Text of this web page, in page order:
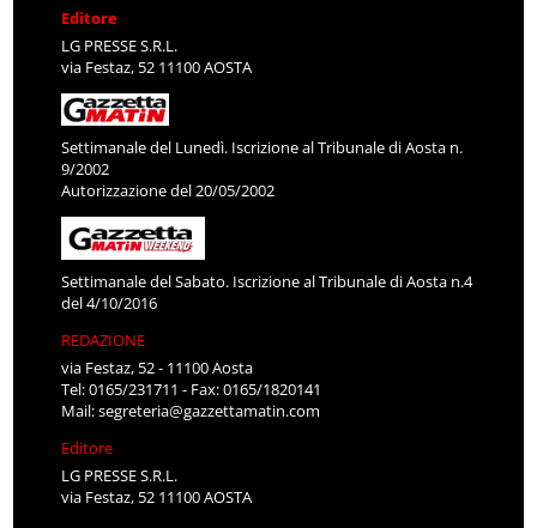
Editore
LG PRESSE S.R.L.
via Festaz, 52 11100 AOSTA
Settimanale del Lunedì. Iscrizione al Tribunale di Aosta n.
9/2002
Autorizzazione del 20/05/2002
Settimanale del Sabato. Iscrizione al Tribunale di Aosta n.4
del 4/10/2016
REDAZIONE
via Festaz, 52 - 11100 Aosta
Tel: 0165/231711 - Fax: 0165/1820141
Mail:segreteria@gazzettamatin.com
Editore
LG PRESSE S.R.L.
via Festaz, 52 11100 AOSTA